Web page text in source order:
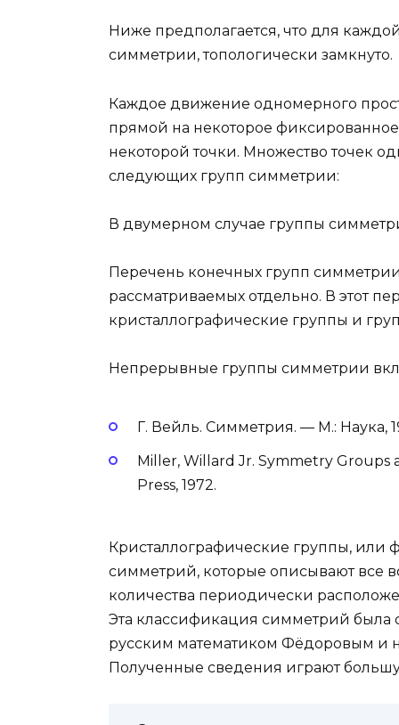
Ниже предполагается, что для
симметрии, топологически замкнуто.
Каждое движение одномерного
прямой на некоторое
некоторой точки. Множество точек
следующих групп симметрии:
В двумерном случае группы
Перечень конечных групп
рассматриваемых отдельно. В этот
кристаллографические группы и
Непрерывные группы симметрии
Г. Вейль. Симметрия. — М.: Наука,
Miller, Willard Jr. Symmetry Groups
Press, 1972.
Кристаллографические группы, или
симметрий, которые описывают все
количества периодически
Эта классификация симметрий была
русским математиком Фёдоровым
Полученные сведения играют